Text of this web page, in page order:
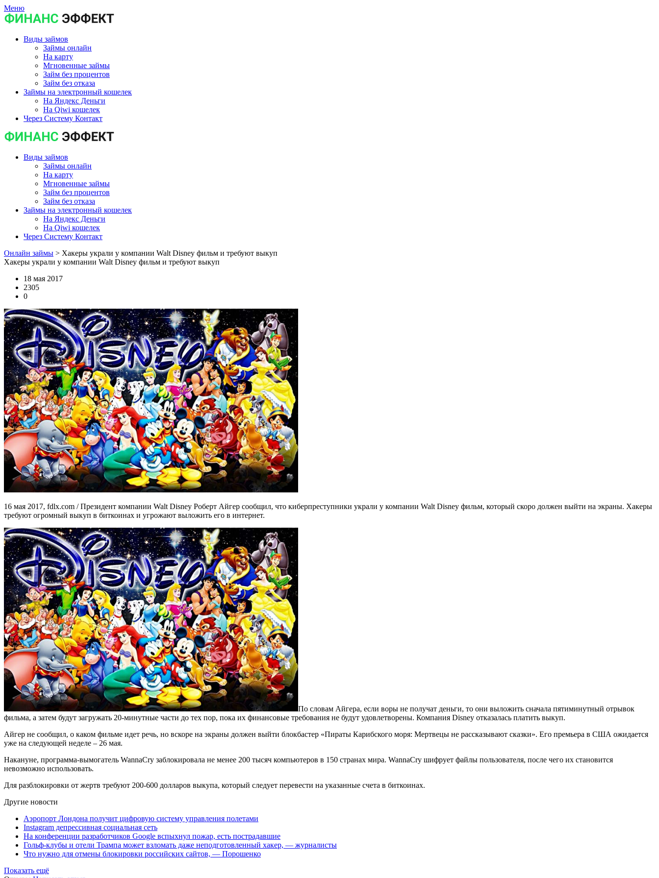
Меню
Виды займов
Займы онлайн
На карту
Мгновенные займы
Займ без процентов
Займ без отказа
Займы на электронный кошелек
На Яндекс Деньги
На Qiwi кошелек
Через Систему Контакт
Виды займов
Займы онлайн
На карту
Мгновенные займы
Займ без процентов
Займ без отказа
Займы на электронный кошелек
На Яндекс Деньги
На Qiwi кошелек
Через Систему Контакт
Онлайн займы > Хакеры украли у компании Walt Disney фильм и требуют выкуп
Хакеры украли у компании Walt Disney фильм и требуют выкуп
18 мая 2017
2305
0
16 мая 2017, fdlx.com / Президент компании Walt Disney Роберт Айгер сообщил, что киберпреступники украли у компании Walt Disney фильм, который скоро должен выйти на экраны. Хакеры
требуют огромный выкуп в биткоинах и угрожают выложить его в интернет.
По словам Айгера, если воры не получат деньги, то они выложить сначала пятиминутный отрывок
фильма, а затем будут загружать 20-минутные части до тех пор, пока их финансовые требования не будут удовлетворены. Компания Disney отказалась платить выкуп.
Айгер не сообщил, о каком фильме идет речь, но вскоре на экраны должен выйти блокбастер «Пираты Карибского моря: Мертвецы не рассказывают сказки». Его премьера в США ожидается
уже на следующей неделе – 26 мая.
Накануне, программа-вымогатель WannaCry заблокировала не менее 200 тысяч компьютеров в 150 странах мира. WannaCry шифрует файлы пользователя, после чего их становится
невозможно использовать.
Для разблокировки от жертв требуют 200-600 долларов выкупа, который следует перевести на указанные счета в биткоинах.
Другие новости
Аэропорт Лондона получит цифровую систему управления полетами
Instagram депрессивная социальная сеть
На конференции разработчиков Google вспыхнул пожар, есть пострадавшие
Гольф-клубы и отели Трампа может взломать даже неподготовленный хакер, — журналисты
Что нужно для отмены блокировки российских сайтов, — Порошенко
Показать ещё